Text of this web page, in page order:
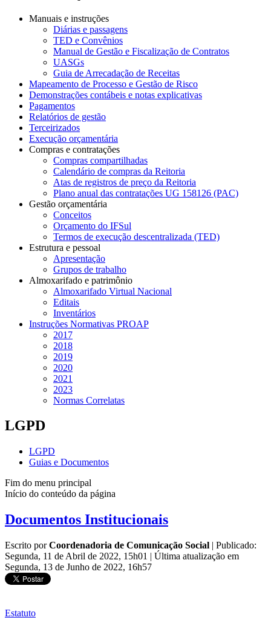
Manuais e instruções
Diárias e passagens
TED e Convênios
Manual de Gestão e Fiscalização de Contratos
UASGs
Guia de Arrecadação de Receitas
Mapeamento de Processo e Gestão de Risco
Demonstrações contábeis e notas explicativas
Pagamentos
Relatórios de gestão
Terceirizados
Execução orçamentária
Compras e contratações
Compras compartilhadas
Calendário de compras da Reitoria
Atas de registros de preço da Reitoria
Plano anual das contratações UG 158126 (PAC)
Gestão orçamentária
Conceitos
Orçamento do IFSul
Termos de execução descentralizada (TED)
Estrutura e pessoal
Apresentação
Grupos de trabalho
Almoxarifado e patrimônio
Almoxarifado Virtual Nacional
Editais
Inventários
Instruções Normativas PROAP
2017
2018
2019
2020
2021
2023
Normas Correlatas
LGPD
LGPD
Guias e Documentos
Fim do menu principal
Início do conteúdo da página
Documentos Institucionais
Escrito porCoordenadoria de Comunicação Social | Publicado:
Segunda, 11 de Abril de 2022, 15h01 | Última atualização em
Segunda, 13 de Junho de 2022, 16h57
Estatuto